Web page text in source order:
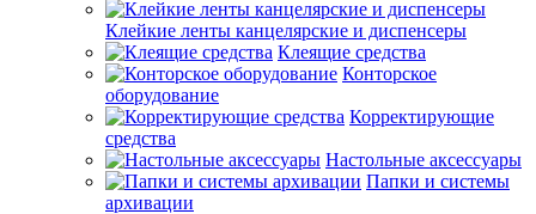
Клейкие ленты канцелярские и диспенсеры
Клеящие средства
Конторское
оборудование
Корректирующие
средства
Настольные аксессуары
Папки и системы
архивации